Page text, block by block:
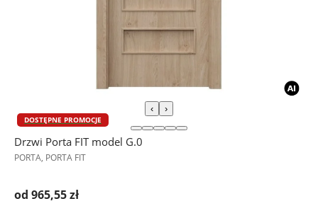
‹ ›
DOSTĘPNE PROMOCJE
Drzwi Porta FIT model G.0
PORTA, PORTA FIT
od 965,55 zł